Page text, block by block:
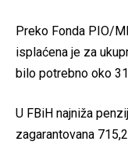
Preko Fonda PIO/
isplaćena je za
bilo potrebno oko
U FBiH najniža
zagarantovana